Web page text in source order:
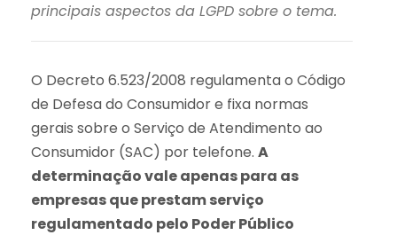
principais aspectos da LGPD sobre o tema.
O Decreto 6.523/2008 regulamenta o Código
de Defesa do Consumidor e fixa normas
gerais sobre o Serviço de Atendimento ao
Consumidor (SAC) por telefone. A
determinação vale apenas para as
empresas que prestam serviço
regulamentado pelo Poder Público